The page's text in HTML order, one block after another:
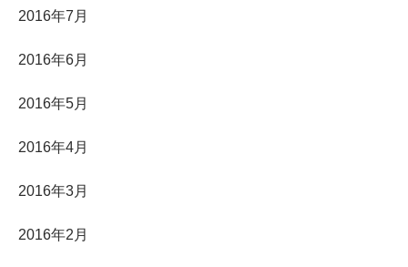
2016年7月
2016年6月
2016年5月
2016年4月
2016年3月
2016年2月